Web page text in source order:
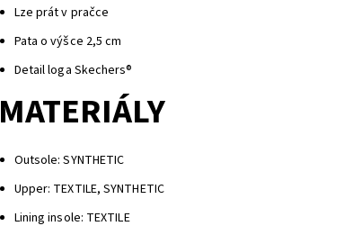
Lze prát v pračce
Pata o výšce 2,5 cm
Detail loga Skechers®
MATERIÁLY
Outsole: SYNTHETIC
Upper: TEXTILE, SYNTHETIC
Lining insole: TEXTILE